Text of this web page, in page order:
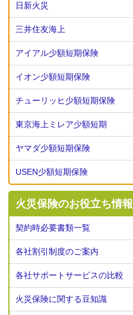
日新火災
三井住友海上
アイアル少額短期保険
イオン少額短期保険
チューリッヒ少額短期保険
東京海上ミレア少額短期
ヤマダ少額短期保険
USEN少額短期保険
火災保険のお役立ち情報
契約時必要書類一覧
各社割引制度のご案内
各社サポートサービスの比較
火災保険に関する豆知識